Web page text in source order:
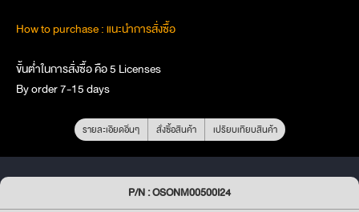
How to purchase : แนะนำการสั่งซื้อ
ขั้นต่ำในการสั่งซื้อ คือ 5 Licenses
By order 7-15 days
รายละเอียดอื่นๆ สั่งซื้อสินค้า เปรียบเทียบสินค้า
P/N : OSONM00500I24